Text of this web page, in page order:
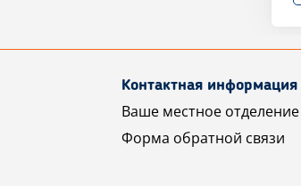
Контактная информация
Ваше местное отделение
Форма обратной связи